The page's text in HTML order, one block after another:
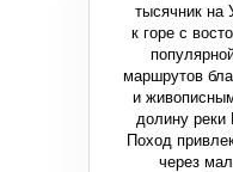
тысячник на
к горе с
маршрутов
и
долину реки
Поход
через